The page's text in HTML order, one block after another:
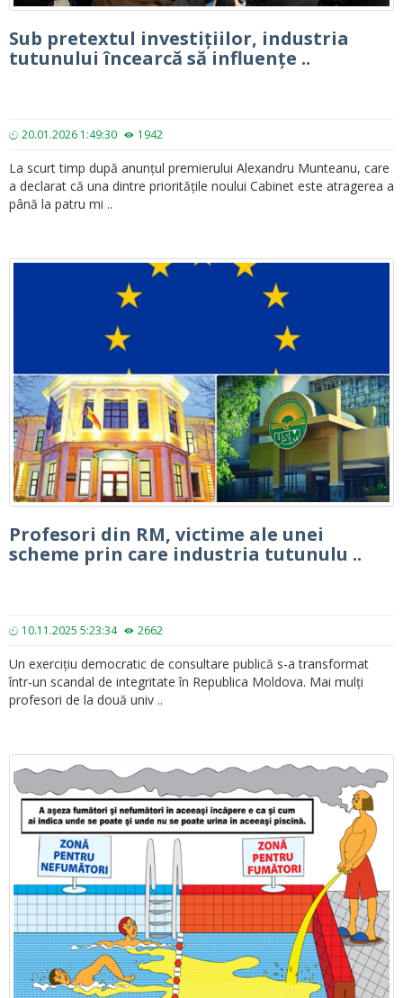
Sub pretextul investițiilor, industria
tutunului încearcă să influențe ..
20.01.2026 1:49:30 1942
La scurt timp după anunțul premierului Alexandru Munteanu, care
a declarat că una dintre prioritățile noului Cabinet este atragerea a
până la patru mi ..
Profesori din RM, victime ale unei
scheme prin care industria tutunulu ..
10.11.2025 5:23:34 2662
Un exercițiu democratic de consultare publică s-a transformat
într-un scandal de integritate în Republica Moldova. Mai mulți
profesori de la două univ ..